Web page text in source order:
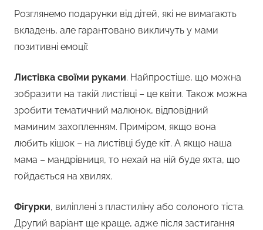
Розглянемо подарунки від дітей, які не вимагають
вкладень, але гарантовано викличуть у мами
позитивні емоції:
Листівка своїми руками. Найпростіше, що можна
зобразити на такій листівці – це квіти. Також можна
зробити тематичний малюнок, відповідний
маминим захопленням. Приміром, якщо вона
любить кішок – на листівці буде кіт. А якщо наша
мама – мандрівниця, то нехай на ній буде яхта, що
гойдається на хвилях.
Фігурки, виліплені з пластиліну або солоного тіста.
Другий варіант ще краще, адже після застигання